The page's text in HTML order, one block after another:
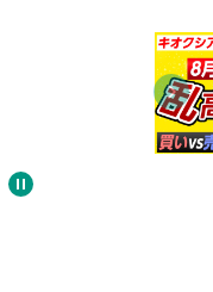
03:31